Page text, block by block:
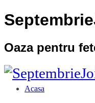
Oaza pentru
Acasa